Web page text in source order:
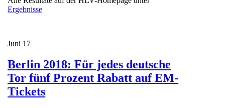
Ergebnisse
Juni 17
Berlin 2018: Für jedes deutsche
Tor fünf Prozent Rabatt auf EM-
Tickets